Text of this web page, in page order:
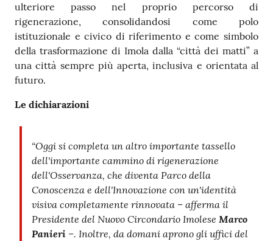
ulteriore passo nel proprio percorso di
rigenerazione, consolidandosi come polo
istituzionale e civico di riferimento e come simbolo
della trasformazione di Imola dalla “città dei matti” a
una città sempre più aperta, inclusiva e orientata al
futuro.
Le dichiarazioni
“Oggi si completa un altro importante tassello
dell'importante cammino di rigenerazione
dell'Osservanza, che diventa Parco della
Conoscenza e dell'Innovazione con un'identità
visiva completamente rinnovata – afferma il
Presidente del Nuovo Circondario Imolese Marco
Panieri –. Inoltre, da domani aprono gli uffici del